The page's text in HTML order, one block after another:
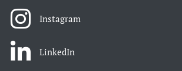
Instagram
LinkedIn